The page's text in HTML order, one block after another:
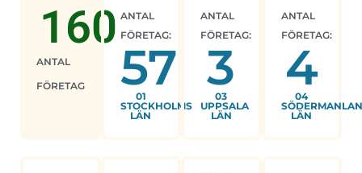
ANTAL
FÖRETAG
160 ANTAL
FÖRETAG:
57
01
STOCKHOLMS
LÄN
ANTAL
FÖRETAG:
3
03
UPPSALA
LÄN
ANTAL
FÖRETAG:
4
04
LÄN